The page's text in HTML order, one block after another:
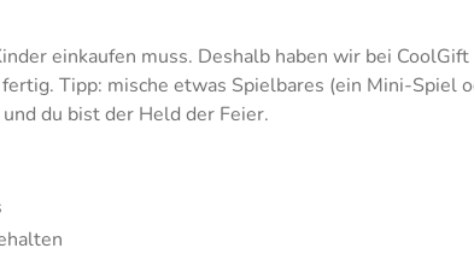
einkaufen muss. Deshalb haben wir bei
Tipp: mische etwas Spielbares (ein Mini-Spiel
du bist der Held der Feier.